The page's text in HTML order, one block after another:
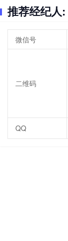
推荐经纪人:
微信号
二维码
QQ